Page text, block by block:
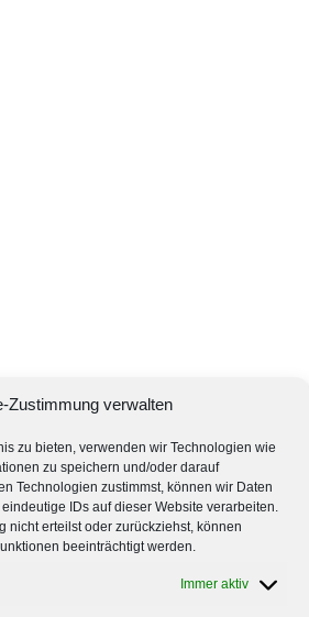
Zustimmung verwalten
zu bieten, verwenden wir Technologien wie
zu speichern und/oder darauf
Technologien zustimmst, können wir Daten
IDs auf dieser Website verarbeiten.
nicht erteilst oder zurückziehst, können
beeinträchtigt werden.
Immer aktiv